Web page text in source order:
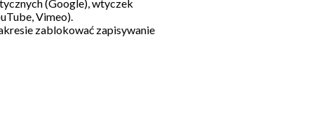
(Google), wtyczek
Vimeo).
zablokować zapisywanie